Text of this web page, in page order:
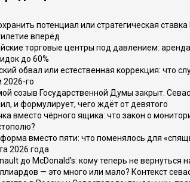
потенциал или стратегическая
вперёд
торговые центры под давлением:
до 60%
обвал или естественная коррекция: что
2026-го
созыв Государственной Думы закрыт.
и формулирует, чего ждёт от девятого
вместо чёрного ящика: что закон о
вместо пяти: что поменялось для
2026 года
до McDonald's: кому теперь не вернуться
— это много или мало? Контекст